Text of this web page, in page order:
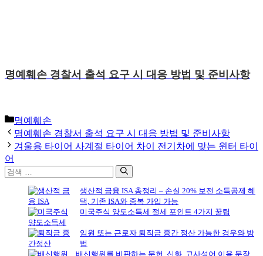
명예훼손 경찰서 출석 요구 시 대응 방법 및 준비사항
카
테
고
명예훼손
명예훼손 경찰서 출석 요구 시 대응 방법 및 준비사항
겨울용 타이어 사계절 타이어 차이 전기차에 맞는 윈터 타이
어
검
생산적 금융 ISA 총정리 – 손실 20% 보전 소득공제 혜
택, 기존 ISA와 중복 가입 가능
미국주식 양도소득세 절세 포인트 4가지 꿀팁
임원 또는 근로자 퇴직금 중간 정산 가능한 경우와 방
법
배신행위를 비판하는 문헌, 신화, 고사성어 이용 문장